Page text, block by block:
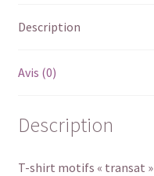
Description
Avis (0)
Description
T-shirt motifs « transat »